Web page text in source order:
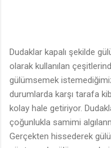
Dudaklar kapalı şekilde
olarak kullanılan
gülümsemek
durumlarda karşı tarafa
kolay hale getiriyor.
çoğunlukla samimi
Gerçekten hissederek